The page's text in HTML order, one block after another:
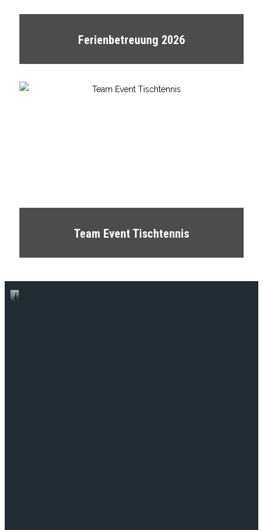
Ferienbetreuung 2026
Team Event Tischtennis